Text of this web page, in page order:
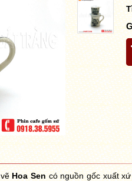
vẽHoa Sen có nguồn gốc xuất